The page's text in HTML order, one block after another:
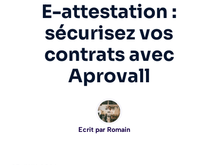
E-attestation :
sécurisez vos
contrats avec
Aprovall
Ecrit par Romain